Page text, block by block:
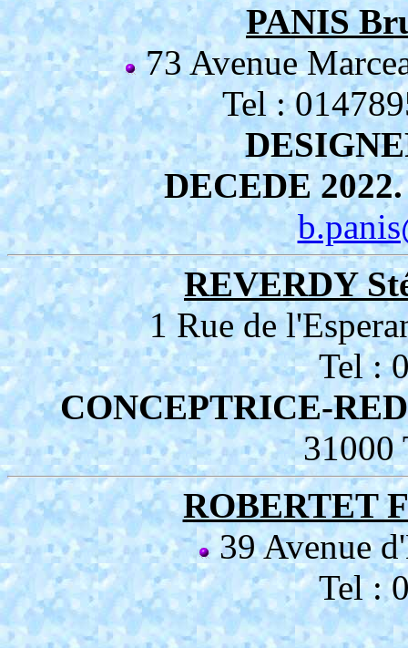
PANIS
73 Avenue
Tel :
DECEDE 2022.
REVERDY
1 Rue de
Tel :
CONCEPTRICE-
31000
ROBERTET
39 Avenue
Tel :